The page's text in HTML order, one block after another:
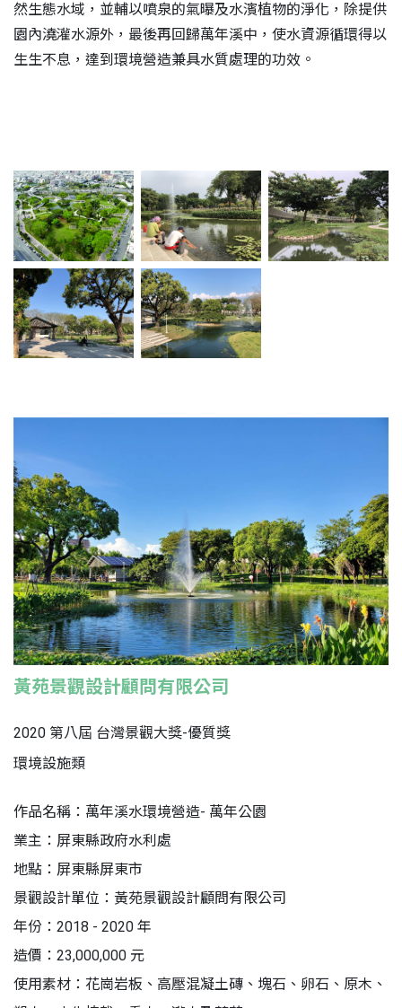
然生態水域，並輔以噴泉的氣曝及水濱植物的淨化，除提供
園內澆灌水源外，最後再回歸萬年溪中，使水資源循環得以
生生不息，達到環境營造兼具水質處理的功效。
黃苑景觀設計顧問有限公司
2020 第八屆 台灣景觀大獎-優質獎
環境設施類
作品名稱：萬年溪水環境營造- 萬年公園
業主：屏東縣政府水利處
地點：屏東縣屏東市
景觀設計單位：黃苑景觀設計顧問有限公司
年份：2018 - 2020 年
造價：23,000,000 元
使用素材：花崗岩板、高壓混凝土磚、塊石、卵石、原木、